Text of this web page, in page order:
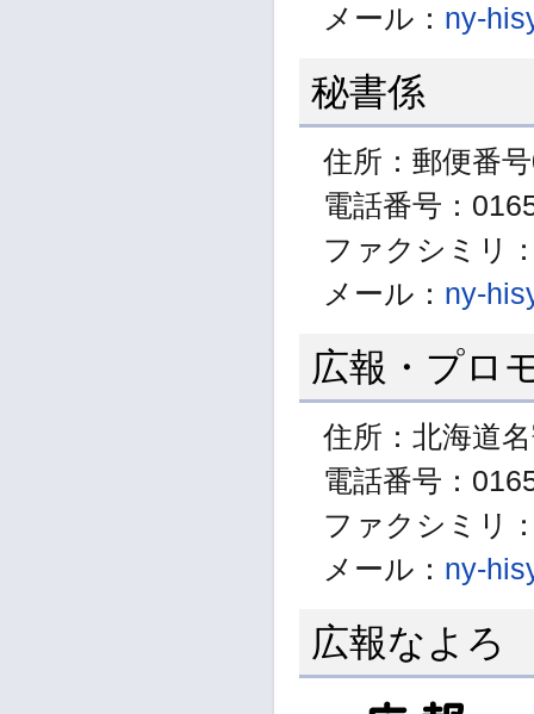
メール： ny-
秘書係
住所：郵便番
電話番号：
ファクシミリ
メール： ny-
広報・プロ
住所：北海道
電話番号：
ファクシミリ
メール： ny-
広報なよろ